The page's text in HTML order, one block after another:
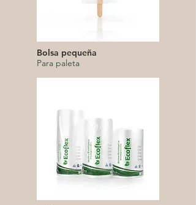
Bolsa pequeña
Para paleta